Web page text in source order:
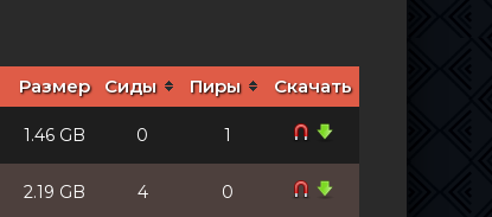
Размер Сиды Пиры Скачать
1.46 GB 0 1
2.19 GB 4 0